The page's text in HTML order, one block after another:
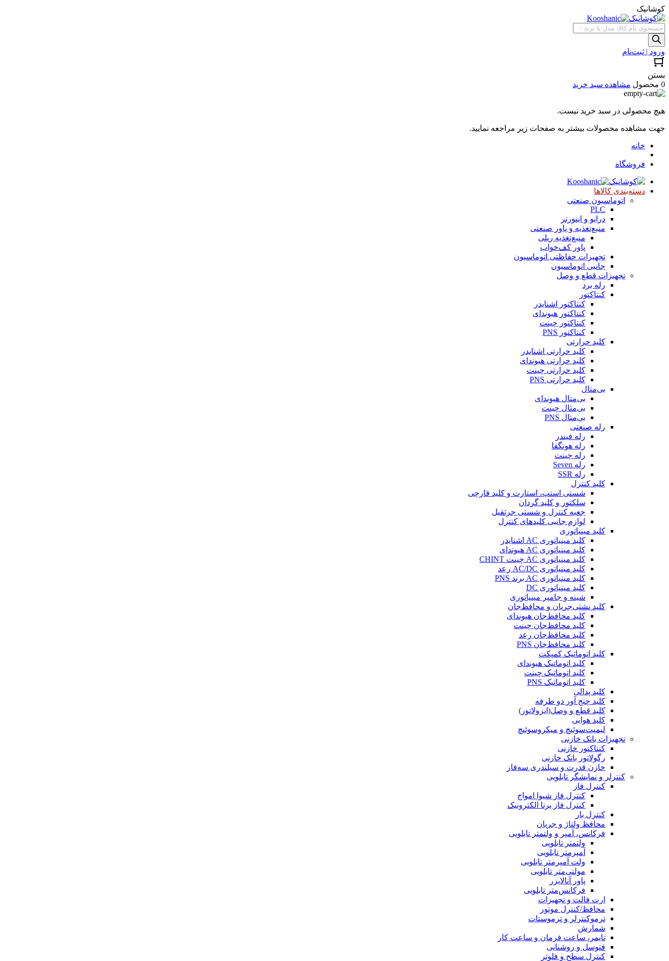
کوشانیک
جستجوی
محصولات
ورود | ثبت‌نام
بستن
0 محصول
مشاهده سبد خرید
هیچ محصولی در سبد خرید نیست.
جهت مشاهده محصولات بیشتر به صفحات زیر مراجعه نمایید.
خانه
فروشگاه
دسته‌بندی کالاها
اتوماسیون صنعتی
PLC
درایو و اینورتر
منبع‌تغذیه و پاور صنعتی
منبع‌تغذیه ریلی
پاور کف‌خواب
تجهیزات حفاظتی اتوماسیون
جانبی اتوماسیون
تجهیزات قطع و وصل
رله برد
کنتاکتور
کنتاکتور اشنایدر
کنتاکتور هیوندای
کنتاکتور چینت
کنتاکتور PNS
کلید حرارتی
کلید حرارتی اشنایدر
کلید حرارتی هیوندای
کلید حرارتی چینت
کلید حرارتی PNS
بی‌متال
بی‌متال هیوندای
بی‌متال چینت
بی‌متال PNS
رله صنعتی
رله فیندر
رله هونگفا
رله چینت
رله Seven
رله SSR
کلید کنترل
شستی استپ، استارت و کلید قارچی
سلکتور و کلید گردان
جعبه کنترل و شستی جرثقیل
لوازم جانبی کلیدهای کنترل
کلید مینیاتوری
کلید مینیاتوری AC اشنایدر
کلید مینیاتوری AC هیوندای
کلید مینیاتوری AC چینت CHINT
کلید مینیاتوری AC/DC رعد
کلید مینیاتوری AC برند PNS
کلید مینیاتوری DC
شینه و جامپر مینیاتوری
کلید نشتی‌جریان و محافظ‌جان
کلید محافظ‌جان هیوندای
کلید محافظ‌جان چینت
کلید محافظ‌جان رعد
کلید محافظ‌جان PNS
کلید اتوماتیک کمپکت
کلید اتوماتیک هیوندای
کلید اتوماتیک چینت
کلید اتوماتیک PNS
کلید پدالی
کلید چنج آور دو طرفه
کلید قطع و وصل(ایزولاتور)
کلید هوایی
لیمیت‌سوئیچ و میکروسوئیچ
تجهیزات بانک خازنی
کنتاکتور خازنی
رگولاتور بانک خازنی
خازن قدرت و سیلندری سه‌فاز
کنترلر و نمایشگر تابلویی
کنترل فاز
کنترل فاز شیوا امواج
کنترل فاز برنا الکترونیک
کنترل بار
محافظ ولتاژ و جریان
فرکانس، آمپر و ولتمتر تابلویی
ولتمتر تابلویی
آمپرمتر تابلویی
ولت آمپرمتر تابلویی
مولتی‌متر تابلویی
پاور آنالایزر
فرکانس‌متر تابلویی
ارت فالت و تجهیزات
محافظ/کنترل موتور
ترموکنترلر و ترموستات
شمارش
تایمر، ساعت فرمان و ساعت کار
فتوسل و روشنایی
کنترل سطح و فلوتر